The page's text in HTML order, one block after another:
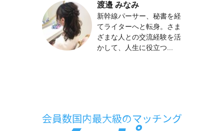
渡邉 みなみ
新幹線パーサー、秘書を経
てライターへと転身。さま
ざまな人との交流経験を活
かして、人生に役立つ...